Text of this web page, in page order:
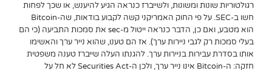
רגולטוריות שונות ומשונות, ולשייברז כנראה הגיע להיענש, או שכך לפחות
חשו ב-SEC. על פי החוק האמריקני קשה לקבוע בודאות, שה-Bitcoin
הוא מטבע, ואם כן, הדבר כנראה ייטול מ-sec את סמכות התביעה (כי הם
בעלי סמכות רק לגבי ניירות ערך). אז הם טענו, שהוא נייר ערך והאשימו
אותו בסדרת עבירות בניירות ערך. להגנתו העלה שייברז טענה משפטית
חזקה: ה-Bitcoin אינו נייר ערך, ולכן ה-Securities Act לא חל על